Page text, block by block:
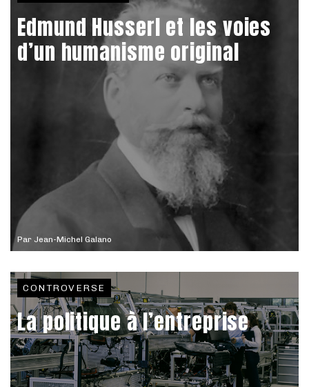
Par Jean-Michel Galano
Edmund Husserl et les voies
d’un humanisme original
CONTROVERSE
La politique à l’entreprise